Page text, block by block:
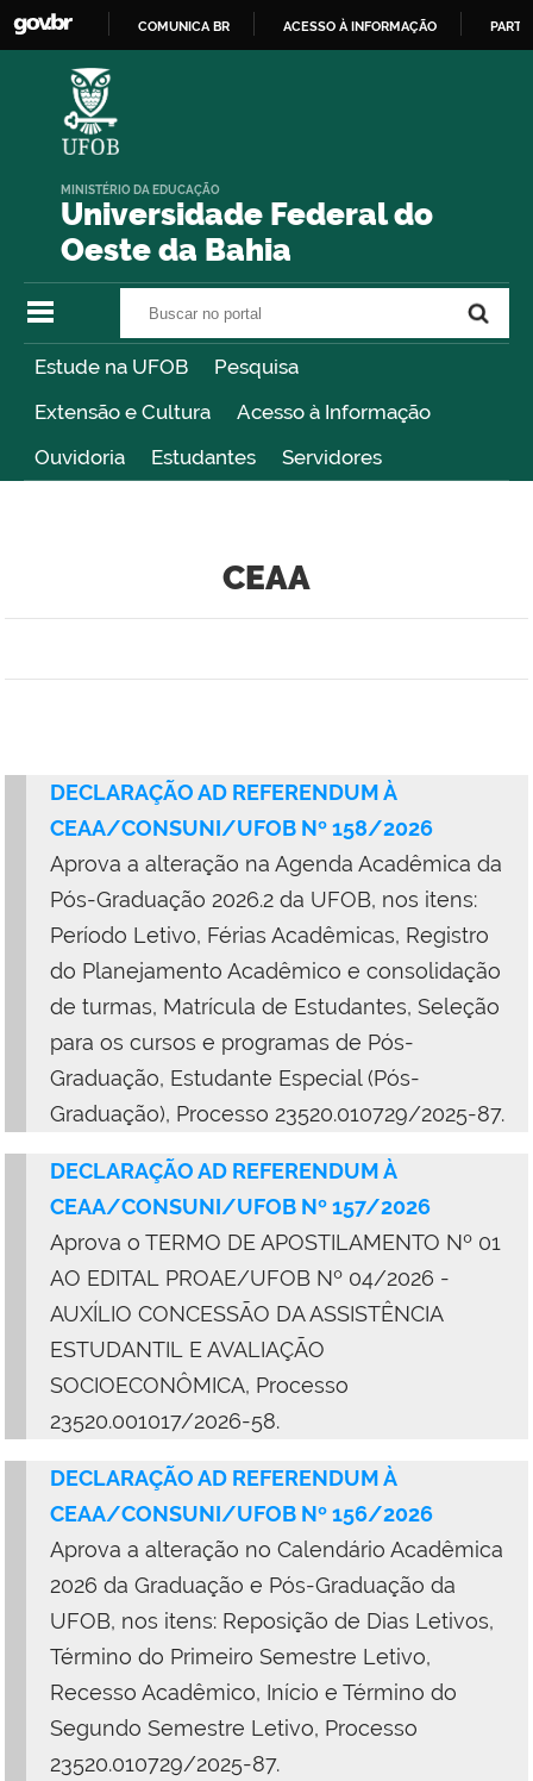
COMUNICA BR ACESSO À INFORMAÇÃO
Universidade Federal do
Oeste da Bahia
MINISTÉRIO DA EDUCAÇÃO
Estude na UFOB
Pesquisa
Extensão e Cultura
Acesso à Informação
Ouvidoria
Estudantes Servidores
CEAA
DECLARAÇÃO AD REFERENDUM À
CEAA/CONSUNI/UFOB Nº 158/2026
Aprova a alteração na Agenda Acadêmica da
Pós-Graduação 2026.2 da UFOB, nos itens:
Período Letivo, Férias Acadêmicas, Registro
do Planejamento Acadêmico e consolidação
de turmas, Matrícula de Estudantes, Seleção
para os cursos e programas de Pós-
Graduação, Estudante Especial (Pós-
Graduação), Processo 23520.010729/2025-87.
DECLARAÇÃO AD REFERENDUM À
CEAA/CONSUNI/UFOB Nº 157/2026
Aprova o TERMO DE APOSTILAMENTO Nº 01
AO EDITAL PROAE/UFOB Nº 04/2026 -
AUXÍLIO CONCESSÃO DA ASSISTÊNCIA
ESTUDANTIL E AVALIAÇÃO
SOCIOECONÔMICA, Processo
23520.001017/2026-58.
DECLARAÇÃO AD REFERENDUM À
CEAA/CONSUNI/UFOB Nº 156/2026
Aprova a alteração no Calendário Acadêmica
2026 da Graduação e Pós-Graduação da
UFOB, nos itens: Reposição de Dias Letivos,
Término do Primeiro Semestre Letivo,
Recesso Acadêmico, Início e Término do
Segundo Semestre Letivo, Processo
23520.010729/2025-87.